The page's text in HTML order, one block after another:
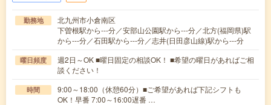
勤務地
北九州市小倉南区
下曽根駅から---分／安部山公園駅から---分／北方(福岡県)駅
から---分／石田駅から---分／志井(日田彦山線)駅から---分
曜日頻度
週2日～OK ■曜日固定の相談OK！ ■希望の曜日があればご相
談ください！
時間
9:00～18:00（休憩60分）■ご希望があれば下記シフトも
OK！早番 7:00～16:00遅番 …